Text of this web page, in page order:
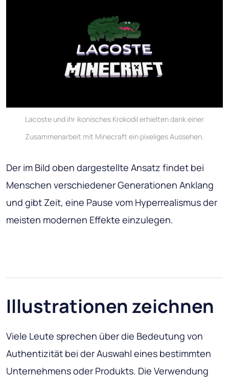
Lacoste und ihr ikonisches Krokodil erhielten dank einer
Zusammenarbeit mit Minecraft ein pixeliges Aussehen.
Der im Bild oben dargestellte Ansatz findet bei
Menschen verschiedener Generationen Anklang
und gibt Zeit, eine Pause vom Hyperrealismus der
meisten modernen Effekte einzulegen.
Illustrationen zeichnen
Viele Leute sprechen über die Bedeutung von
Authentizität bei der Auswahl eines bestimmten
Unternehmens oder Produkts. Die Verwendung